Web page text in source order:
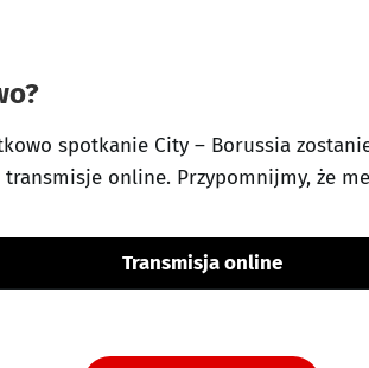
spotkanie City – Borussia
online. Przypomnijmy, że
Transmisja online